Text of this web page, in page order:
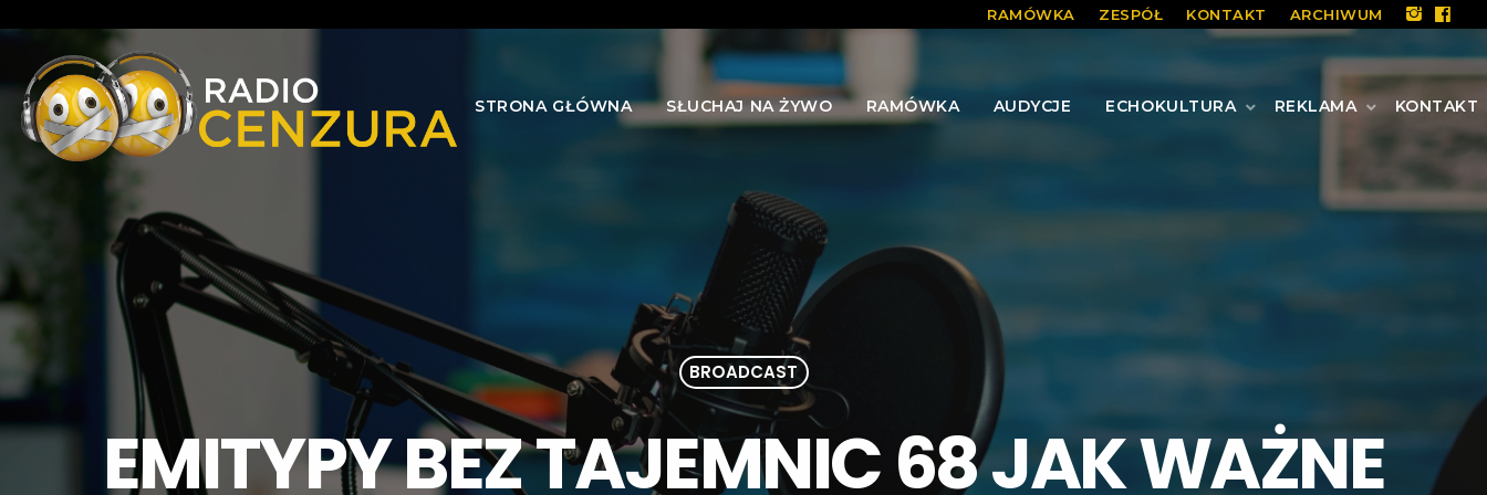
RAMÓWKA ZESPÓŁ KONTAKT ARCHIWUM
STRONA GŁÓWNA SŁUCHAJ NA ŻYWO RAMÓWKA AUDYCJE ECHOKULTURA REKLAMA KONTAKT
BROADCAST
EMITYPY BEZ TAJEMNIC 68 JAK WAŻNE